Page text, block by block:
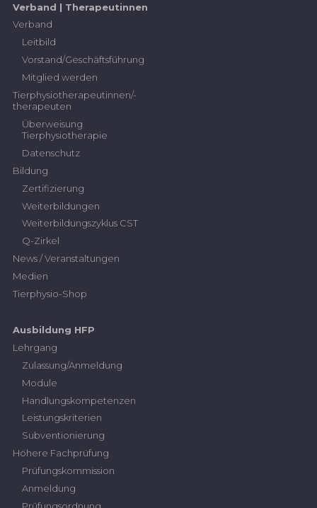
Verband | Therapeutinnen
Verband
Leitbild
Vorstand/Geschäftsführung
Mitglied werden
Tierphysiotherapeutinnen/-
therapeuten
Überweisung
Tierphysiotherapie
Datenschutz
Bildung
Zertifizierung
Weiterbildungen
Weiterbildungszyklus CST
Q-Zirkel
News / Veranstaltungen
Medien
Tierphysio-Shop
Ausbildung HFP
Lehrgang
Zulassung/Anmeldung
Module
Handlungskompetenzen
Leistungskriterien
Subventionierung
Höhere Fachprüfung
Prüfungskommission
Anmeldung